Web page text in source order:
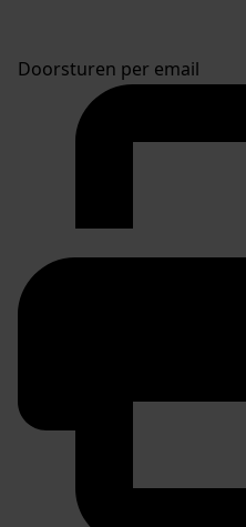
Doorsturen per email